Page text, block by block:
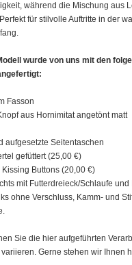
während die Mischung aus
für stilvolle Auftritte in der
wurde von uns mit den
Fasson
aus Hornimitat angetönt matt
aufgesetzte Seitentaschen
gefüttert (25,00 €)
Buttons (20,00 €)
mit Futterdreieck/Schlaufe und
ohne Verschluss, Kamm- und
Sie die hier aufgeführten
Gerne stehen wir Ihnen